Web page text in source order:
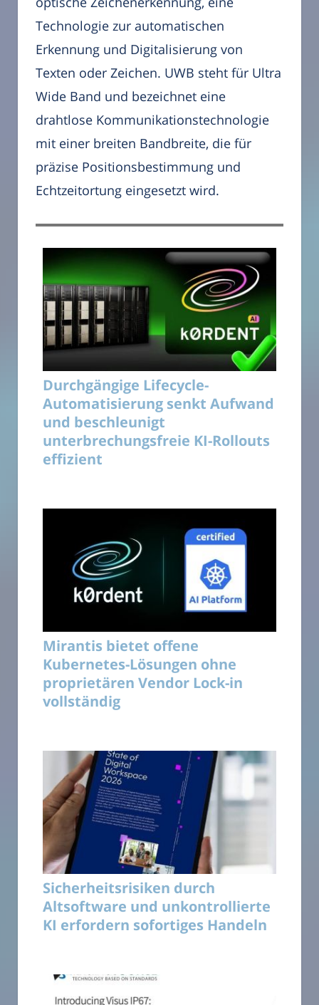
Technologie zur automatischen
Erkennung und Digitalisierung von
Texten oder Zeichen. UWB steht für Ultra
Wide Band und bezeichnet eine
drahtlose Kommunikationstechnologie
mit einer breiten Bandbreite, die für
präzise Positionsbestimmung und
Echtzeitortung eingesetzt wird.
Durchgängige Lifecycle-
Automatisierung senkt Aufwand
und beschleunigt
unterbrechungsfreie KI-Rollouts
effizient
Mirantis bietet offene
Kubernetes-Lösungen ohne
proprietären Vendor Lock-in
vollständig
Sicherheitsrisiken durch
Altsoftware und unkontrollierte
KI erfordern sofortiges Handeln